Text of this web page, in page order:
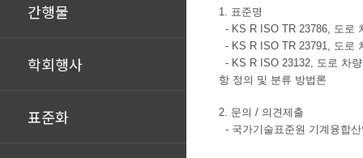
간행물
학회행사
표준화
1. 표준명
- KS R ISO TR 23786, 도로
- KS R ISO TR 23791, 도로
- KS R ISO 23132, 도로 차
항 정의 및 분류 방법론
2. 문의 / 의견제출
- 국가기술표준원 기계융합